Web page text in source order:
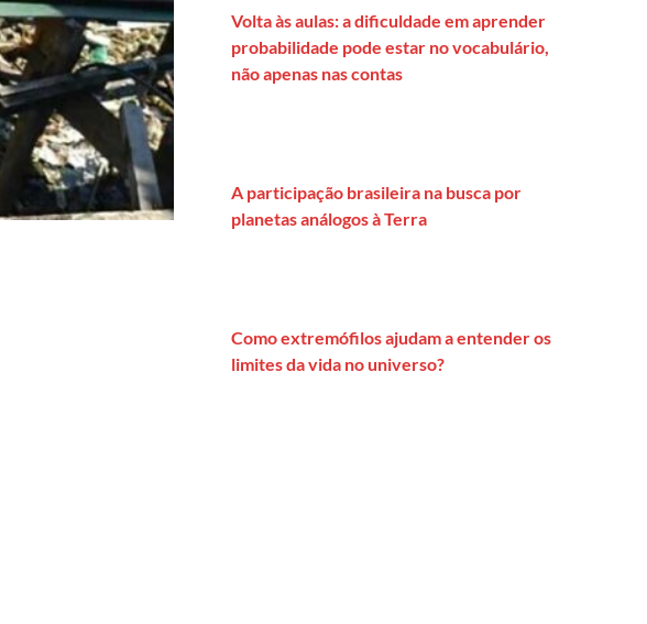
Volta às aulas: a dificuldade em aprender
probabilidade pode estar no vocabulário,
não apenas nas contas
A participação brasileira na busca por
planetas análogos à Terra
Como extremófilos ajudam a entender os
limites da vida no universo?